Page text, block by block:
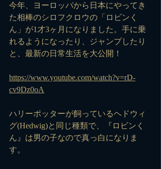
今年、ヨーロッパから日本にやってき
た相棒のシロフクロウの「ロビンく
ん」が1才3ヶ月になりました。手に乗
れるようになったり、ジャンプしたり
と、最新の日常生活を大公開！
https://www.youtube.com/watch?v=rD-
cv9Dz0oA
ハリーポッターが飼っているヘドウィ
グ(Hedwig)と同じ種類で、『ロビンく
ん』は男の子なので真っ白になりま
す。